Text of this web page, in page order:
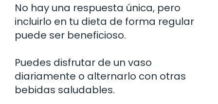
No hay una respuesta única, pero
incluirlo en tu dieta de forma regular
puede ser beneficioso.
Puedes disfrutar de un vaso
diariamente o alternarlo con otras
bebidas saludables.